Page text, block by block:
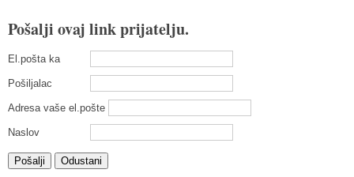
Pošalji ovaj link prijatelju.
El.pošta ka
Pošiljalac
Adresa vaše el.pošte
Naslov
Pošalji Odustani